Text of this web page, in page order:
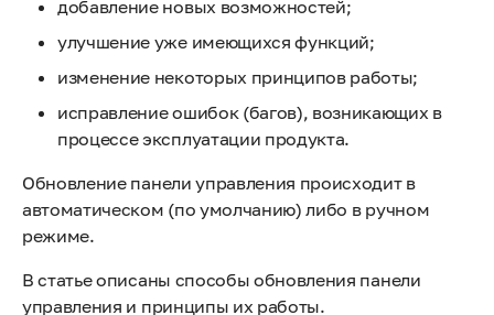
добавление новых возможностей;
улучшение уже имеющихся функций;
изменение некоторых принципов работы;
исправление ошибок (багов), возникающих в
процессе эксплуатации продукта.
Обновление панели управления происходит в
автоматическом (по умолчанию) либо в ручном
режиме.
В статье описаны способы обновления панели
управления и принципы их работы.